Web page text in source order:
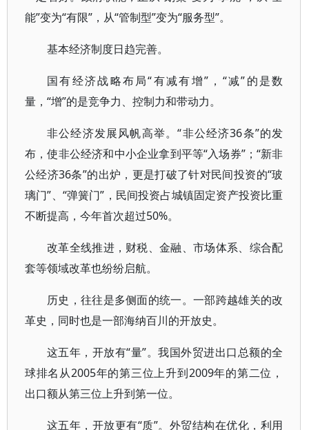
能”变为“有限”，从“管制型”变为“服务型”。
基本经济制度日趋完善。
国有经济战略布局“有减有增”，“减”的是数
量，“增”的是竞争力、控制力和带动力。
非公经济发展风帆高举。“非公经济36条”的发
布，使非公经济和中小企业拿到平等“入场券”；“新非
公经济36条”的出炉，更是打破了针对民间投资的“玻
璃门”、“弹簧门”，民间投资占城镇固定资产投资比重
不断提高，今年首次超过50%。
改革全线推进，财税、金融、市场体系、综合配
套等领域改革也纷纷启航。
历史，往往是多侧面的统一。一部跨越雄关的改
革史，同时也是一部海纳百川的开放史。
这五年，开放有“量”。我国外贸进出口总额的全
球排名从2005年的第三位上升到2009年的第二位，
出口额从第三位上升到第一位。
这五年，开放更有“质”。外贸结构在优化，利用